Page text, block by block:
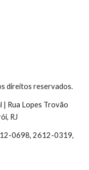
direitos reservados.
Rua Lopes Trovão
RJ
0698, 2612-0319,